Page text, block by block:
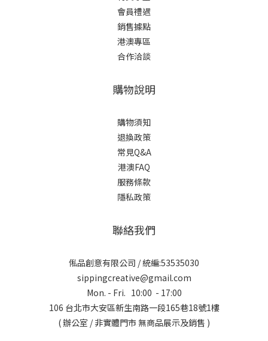
會員禮遇
銷售據點
港澳專區
合作洽談
購物說明
購物須知
退換政策
常見Q&A
港澳FAQ
服務條款
隱私政策
聯絡我們
俬品創意有限公司 / 統編:53535030
sippingcreative@gmail.com
Mon. - Fri. 10:00 - 17:00
106 台北市大安區新生南路一段165巷18號1樓
( 辦公室 / 非實體門市 無商品展示及銷售 )